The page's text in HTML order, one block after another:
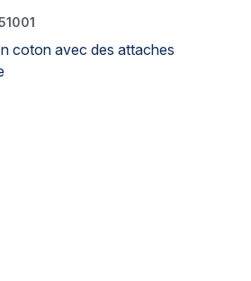
coton avec des attaches